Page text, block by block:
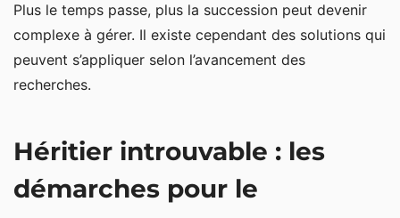
Plus le temps passe, plus la succession peut devenir
complexe à gérer. Il existe cependant des solutions qui
peuvent s’appliquer selon l’avancement des
recherches.
Héritier introuvable : les
démarches pour le